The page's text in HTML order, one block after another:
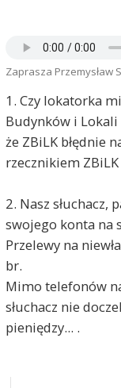
Zaprasza Przemysław
1. Czy lokatorka
Budynków i
że ZBiLK błędnie
rzecznikiem
2. Nasz słuchacz,
swojego konta na
Przelewy na
br.
Mimo telefonów
słuchacz nie
pieniędzy... .